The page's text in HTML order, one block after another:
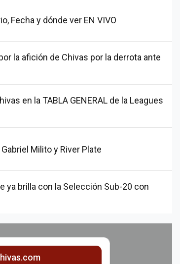
Fecha y dónde ver EN VIVO
la afición de Chivas por la derrota ante
en la TABLA GENERAL de la Leagues
Gabriel Milito y River Plate
ya brilla con la Selección Sub-20 con